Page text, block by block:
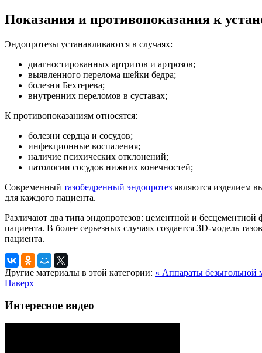
Показания и противопоказания к
Эндопротезы устанавливаются в случаях:
диагностированных артритов и артрозов;
выявленного перелома шейки бедра;
болезни Бехтерева;
внутренних переломов в суставах;
К противопоказаниям относятся:
болезни сердца и сосудов;
инфекционные воспаления;
наличие психических отклонений;
патологии сосудов нижних конечностей;
Современный тазобедренный эндопротез являются изделием
для каждого пациента.
Различают два типа эндопротезов: цементной и
пациента. В более серьезных случаях создается 3D-модель
пациента.
Другие материалы в этой категории: « Аппараты безыгольной
Наверх
Интересное видео